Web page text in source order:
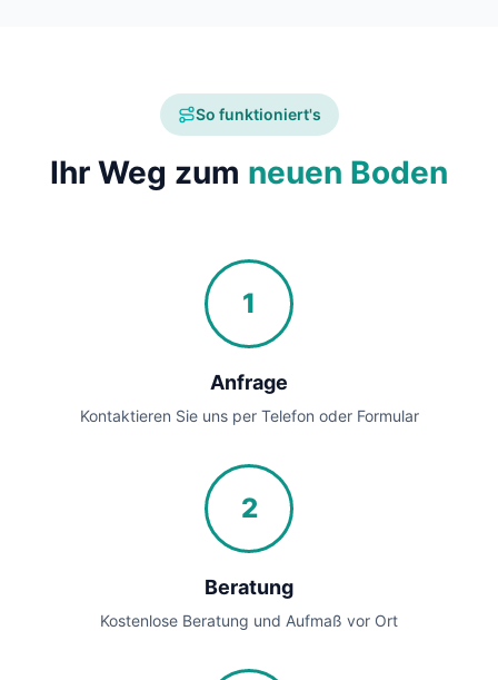
So funktioniert's
Ihr Weg zum neuen Boden
1
Anfrage
Kontaktieren Sie uns per Telefon oder Formular
2
Beratung
Kostenlose Beratung und Aufmaß vor Ort